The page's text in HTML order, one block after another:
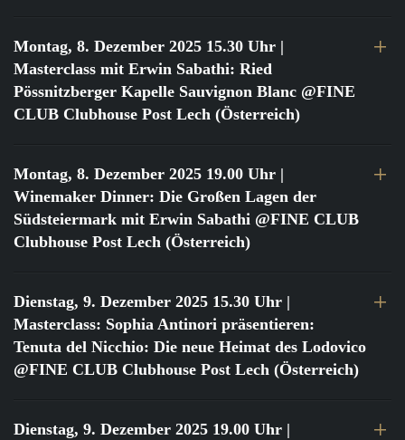
Montag, 8. Dezember 2025 15.30 Uhr |
Masterclass mit Erwin Sabathi: Ried
Pössnitzberger Kapelle Sauvignon Blanc @FINE
CLUB Clubhouse Post Lech (Österreich)
Montag, 8. Dezember 2025 19.00 Uhr |
Winemaker Dinner: Die Großen Lagen der
Südsteiermark mit Erwin Sabathi @FINE CLUB
Clubhouse Post Lech (Österreich)
Dienstag, 9. Dezember 2025 15.30 Uhr |
Masterclass: Sophia Antinori präsentieren:
Tenuta del Nicchio: Die neue Heimat des Lodovico
@FINE CLUB Clubhouse Post Lech (Österreich)
Dienstag, 9. Dezember 2025 19.00 Uhr |